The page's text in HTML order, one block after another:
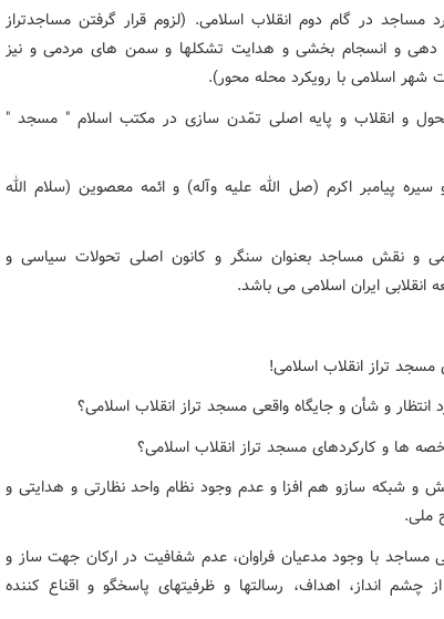
مساجد در گام دوم انقلاب اسلامی. (لزوم قرار گرفتن مساجدتراز
دهی و انسجام بخشی و هدایت تشکلها و سمن های مردمی و نیز
شهر اسلامی با رویکرد محله محور).
و انقلاب و پایه اصلی تمّدن سازی در مکتب اسلام " مسجد "
سیره پیامبر اکرم (صل الله علیه وآله) و ائمه معصوین (سلام الله
و نقش مساجد بعنوان سنگر و کانون اصلی تحولات سیاسی و
ایران اسلامی می باشد.
مسجد تراز انقلاب اسلامی!
انتظار و شأن و جایگاه واقعی مسجد تراز انقلاب اسلامی؟
ها و کارکردهای مسجد تراز انقلاب اسلامی؟
و شبکه سازو هم افزا و عدم وجود نظام واحد نظارتی و هدایتی و
ملی.
با وجود مدعیان فراوان، عدم شفافیت در ارکان جهت ساز و
چشم انداز، اهداف، رسالتها و ظرفیتهای پاسخگو و اقناع کننده